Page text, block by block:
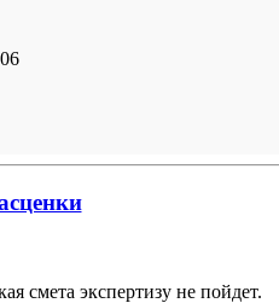
смета экспертизу не пойдет.